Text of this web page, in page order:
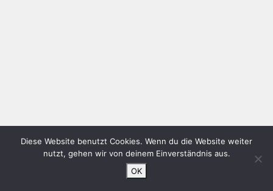
Diese Website benutzt Cookies. Wenn du die Website weiter
nutzt, gehen wir von deinem Einverständnis aus.
OK